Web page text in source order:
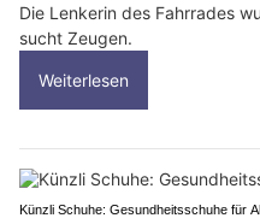
Die Lenkerin des Fahrrades
sucht Zeugen.
Weiterlesen
Künzli Schuhe: Gesundheitsschuhe für